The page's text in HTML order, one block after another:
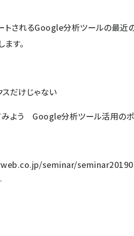
トされるGoogle分析ツールの最近
す。
スだけじゃない
みよう Google分析ツール活用のポ
seminar/